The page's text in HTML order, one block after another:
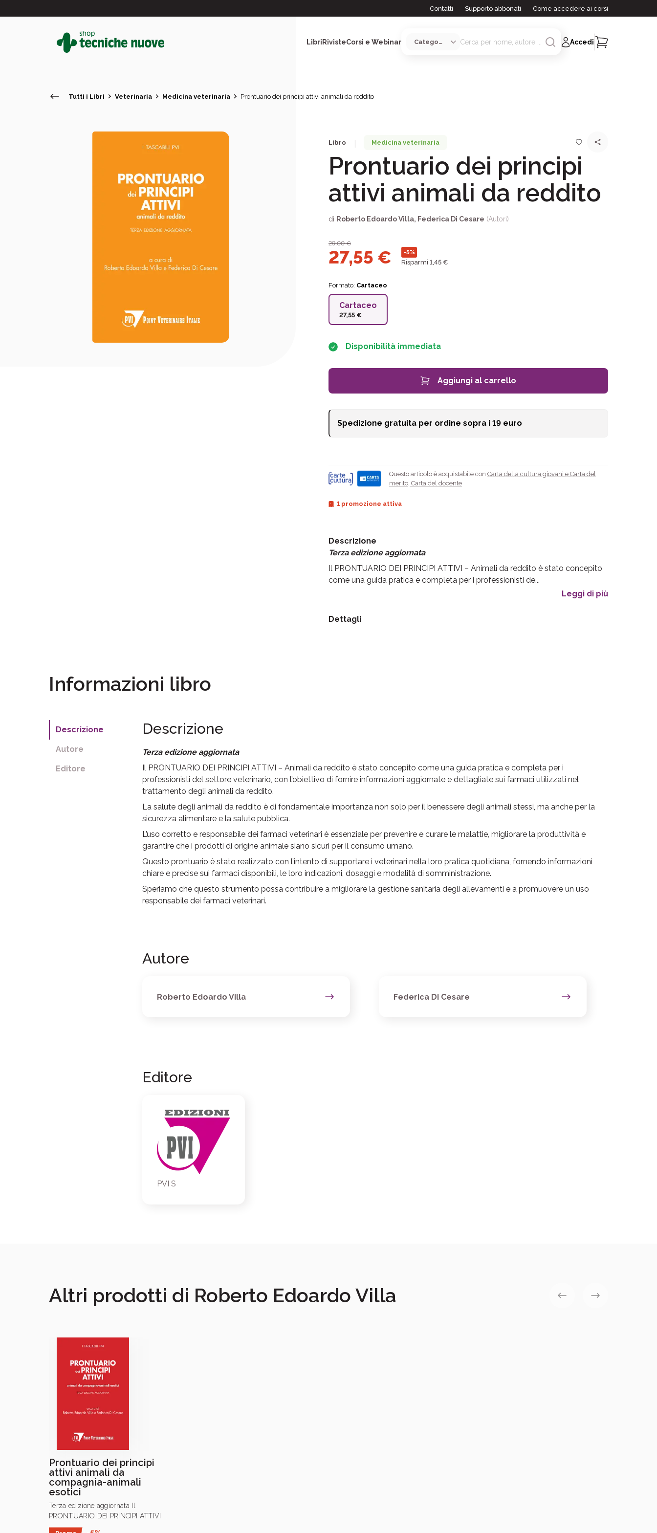
Contatti Supporto abbonati Come accedere ai corsi
LibriRivisteCorsi e Webinar Accedi
Tutti i Libri Veterinaria Medicina veterinaria Prontuario dei principi attivi animali da reddito
Libro Medicina veterinaria
Prontuario dei principi
attivi animali da reddito
di Roberto Edoardo Villa, Federica Di Cesare (Autori)
29,00€
27,55 € -5%
Risparmi 1,45 €
Formato: Cartaceo
Cartaceo
27,55 €
Disponibilità immediata
Aggiungi al carrello
Spedizione gratuita per ordine sopra i 19 euro
Questo articolo è acquistabile con Carta della cultura giovani e Carta del
merito, Carta del docente
1 promozione attiva
Descrizione
Terza edizione aggiornata
Il PRONTUARIO DEI PRINCIPI ATTIVI – Animali da reddito è stato concepito
come una guida pratica e completa per i professionisti de...
Leggi di più
Dettagli
Informazioni libro
Descrizione
Autore
Editore
Descrizione
Terza edizione aggiornata
Il PRONTUARIO DEI PRINCIPI ATTIVI – Animali da reddito è stato concepito come una guida pratica e completa per i
professionisti del settore veterinario, con l’obiettivo di fornire informazioni aggiornate e dettagliate sui farmaci utilizzati nel
trattamento degli animali da reddito.
La salute degli animali da reddito è di fondamentale importanza non solo per il benessere degli animali stessi, ma anche per la
sicurezza alimentare e la salute pubblica.
L’uso corretto e responsabile dei farmaci veterinari è essenziale per prevenire e curare le malattie, migliorare la produttività e
garantire che i prodotti di origine animale siano sicuri per il consumo umano.
Questo prontuario è stato realizzato con l’intento di supportare i veterinari nella loro pratica quotidiana, fornendo informazioni
chiare e precise sui farmaci disponibili, le loro indicazioni, dosaggi e modalità di somministrazione.
Speriamo che questo strumento possa contribuire a migliorare la gestione sanitaria degli allevamenti e a promuovere un uso
responsabile dei farmaci veterinari.
Autore
Roberto Edoardo Villa Federica Di Cesare
Editore
PVI S
Altri prodotti di Roberto Edoardo Villa
Prontuario dei principi
attivi animali da
compagnia-animali
esotici
Terza edizione aggiornata Il
PRONTUARIO DEI PRINCIPI ATTIVI –
Animali da compagnia e animali